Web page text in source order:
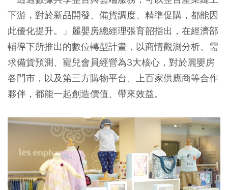
下游，對於新品開發、備貨調度、精準促購，都能因
此優化提升。」麗嬰房總經理張育韶指出，在經濟部
輔導下所推出的數位轉型計畫，以商情觀測分析、需
求備貨預測、寵兒會員經營為3大核心，對於麗嬰房
各門市，以及第三方購物平台、上百家供應商等合作
夥伴，都能一起創造價值、帶來效益。